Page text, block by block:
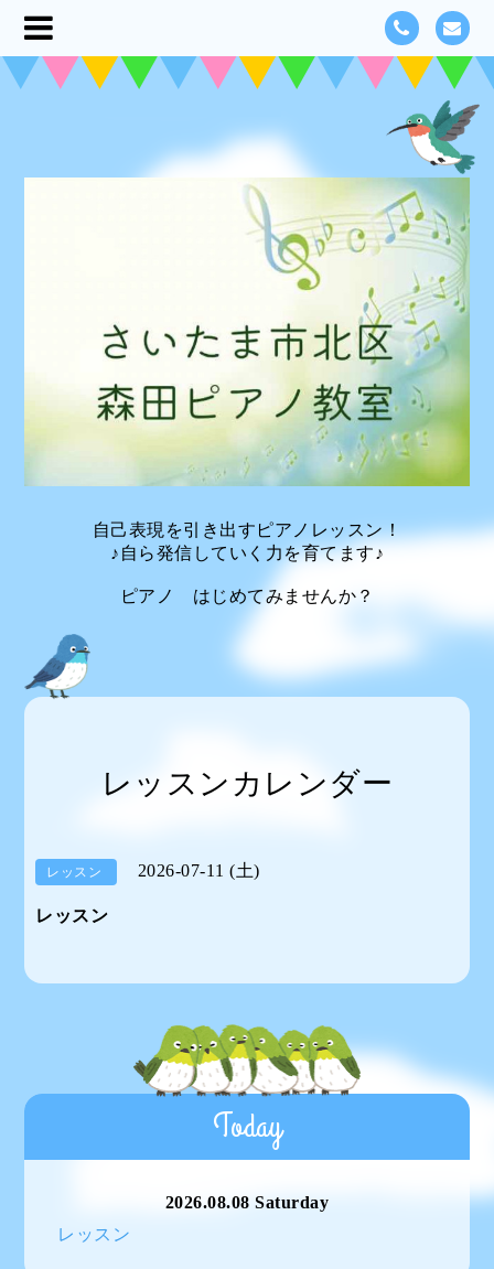
自己表現を引き出すピアノレッスン！
♪自ら発信していく力を育てます♪
ピアノ はじめてみませんか？
レッスンカレンダー
レッスン 2026-07-11 (土)
レッスン
Today
2026.08.08 Saturday
レッスン